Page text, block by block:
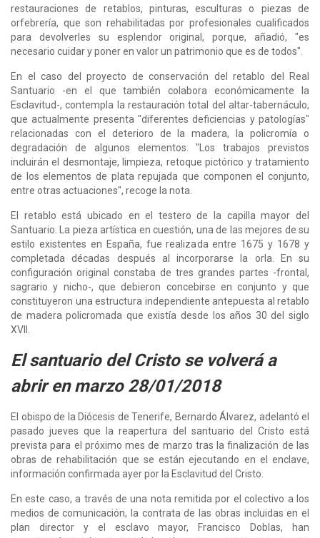
restauraciones de retablos, pinturas, esculturas o piezas de
orfebrería, que son rehabilitadas por profesionales cualificados
para devolverles su esplendor original, porque, añadió, "es
necesario cuidar y poner en valor un patrimonio que es de todos".
En el caso del proyecto de conservación del retablo del Real
Santuario -en el que también colabora económicamente la
Esclavitud-, contempla la restauración total del altar-tabernáculo,
que actualmente presenta "diferentes deficiencias y patologías"
relacionadas con el deterioro de la madera, la policromía o
degradación de algunos elementos. "Los trabajos previstos
incluirán el desmontaje, limpieza, retoque pictórico y tratamiento
de los elementos de plata repujada que componen el conjunto,
entre otras actuaciones", recoge la nota.
El retablo está ubicado en el testero de la capilla mayor del
Santuario. La pieza artística en cuestión, una de las mejores de su
estilo existentes en España, fue realizada entre 1675 y 1678 y
completada décadas después al incorporarse la orla. En su
configuración original constaba de tres grandes partes -frontal,
sagrario y nicho-, que debieron concebirse en conjunto y que
constituyeron una estructura independiente antepuesta al retablo
de madera policromada que existía desde los años 30 del siglo
XVII.
El santuario del Cristo se volverá a
abrir en marzo 28/01/2018
El obispo de la Diócesis de Tenerife, Bernardo Álvarez, adelantó el
pasado jueves que la reapertura del santuario del Cristo está
prevista para el próximo mes de marzo tras la finalización de las
obras de rehabilitación que se están ejecutando en el enclave,
información confirmada ayer por la Esclavitud del Cristo.
En este caso, a través de una nota remitida por el colectivo a los
medios de comunicación, la contrata de las obras incluidas en el
plan director y el esclavo mayor, Francisco Doblas, han